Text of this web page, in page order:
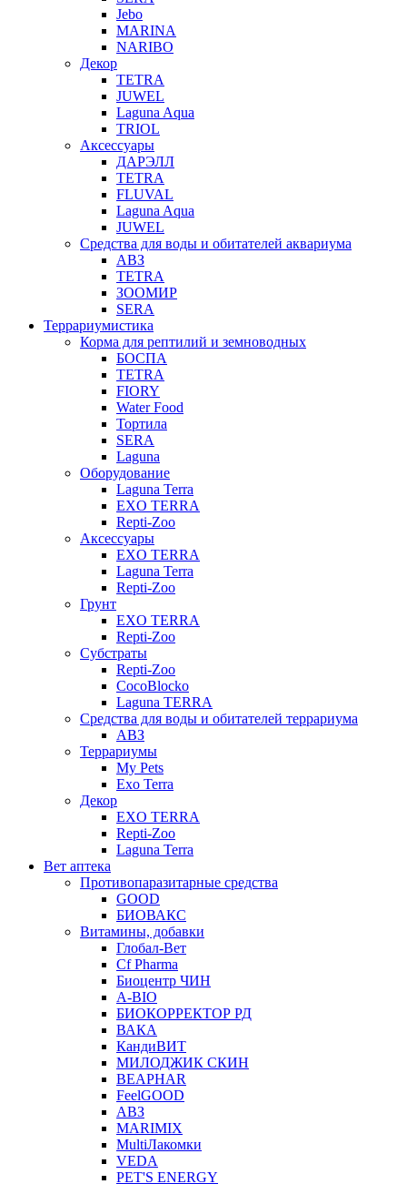
Jebo
MARINA
NARIBO
Декор
TETRA
JUWEL
Laguna Aqua
TRIOL
Аксессуары
ДАРЭЛЛ
TETRA
FLUVAL
Laguna Aqua
JUWEL
Средства для воды и обитателей аквариума
АВЗ
TETRA
ЗООМИР
SERA
Террариумистика
Корма для рептилий и земноводных
БОСПА
TETRA
FIORY
Water Food
Тортила
SERA
Laguna
Оборудование
Laguna Terra
EXO TERRA
Repti-Zoo
Аксессуары
EXO TERRA
Laguna Terra
Repti-Zoo
Грунт
EXO TERRA
Repti-Zoo
Субстраты
Repti-Zoo
CocoBlocko
Laguna TERRA
Средства для воды и обитателей террариума
АВЗ
Террариумы
My Pets
Exo Terra
Декор
EXO TERRA
Repti-Zoo
Laguna Terra
Вет аптека
Противопаразитарные средства
GOOD
БИОВАКС
Витамины, добавки
Глобал-Вет
Cf Pharma
Биоцентр ЧИН
A-BIO
БИОКОРРЕКТОР РД
ВАКА
КандиВИТ
МИЛОДЖИК СКИН
BEAPHAR
FeelGOOD
АВЗ
MARIMIX
MultiЛакомки
VEDA
PET'S ENERGY